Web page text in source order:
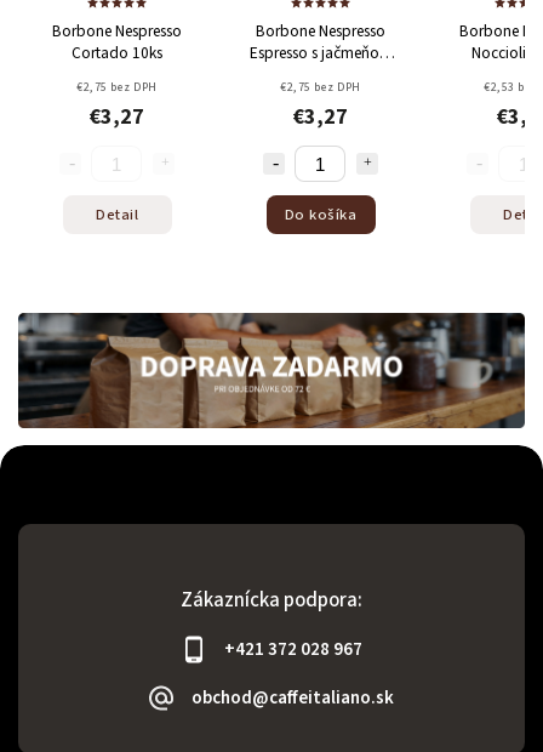
Borbone Nespresso
Cortado 10ks
€2,75 bez DPH
€3,27
Detail
Borbone Nespresso
Espresso s jačmeňom
€2,75 bez DPH
€3,27
Do košíka
Borbone
€2,53 bez
Zákaznícka podpora:
+421 372 028 967
obchod@caffeitaliano.sk